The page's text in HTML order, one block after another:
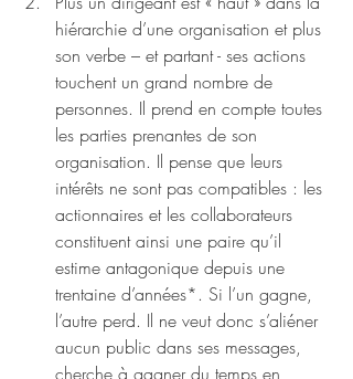
hiérarchie d’une organisation et plus
son verbe – et partant - ses actions
touchent un grand nombre de
personnes. Il prend en compte toutes
les parties prenantes de son
organisation. Il pense que leurs
intérêts ne sont pas compatibles : les
actionnaires et les collaborateurs
constituent ainsi une paire qu’il
estime antagonique depuis une
trentaine d’années*. Si l’un gagne,
l’autre perd. Il ne veut donc s’aliéner
aucun public dans ses messages,
cherche à gagner du temps en